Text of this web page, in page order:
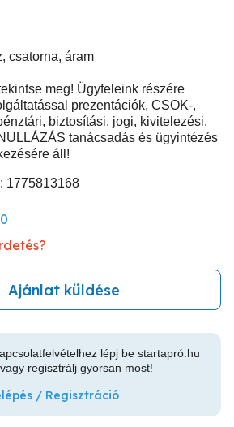
csatorna, áram
meg! Ügyfeleink részére
prezentációk, CSOK-,
biztosítási, jogi, kivitelezési,
tanácsadás és ügyintézés
áll!
: 1775813168
0
Ajánlat küldése
lépj be startapró.hu
regisztrálj gyorsan most!
/ Regisztráció